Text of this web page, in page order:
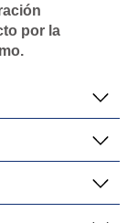
por la